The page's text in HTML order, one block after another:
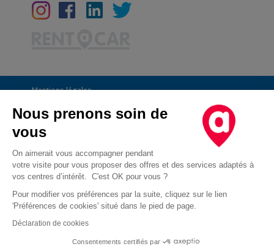
Mentions légales
Conditions Générales
CGU
Informations générales
Déclaration de confidentialité
Droit d'opposition au démarchage téléphonique
Cookies
Nous prenons soin de
vous
On aimerait vous accompagner pendant
votre visite pour vous proposer des offres et des services adaptés à
vos centres d’intérêt. C'est OK pour vous ?
Pour modifier vos préférences par la suite, cliquez sur le lien
'Préférences de cookies' situé dans le pied de page.
Déclaration de cookies
Consentements certifiés par